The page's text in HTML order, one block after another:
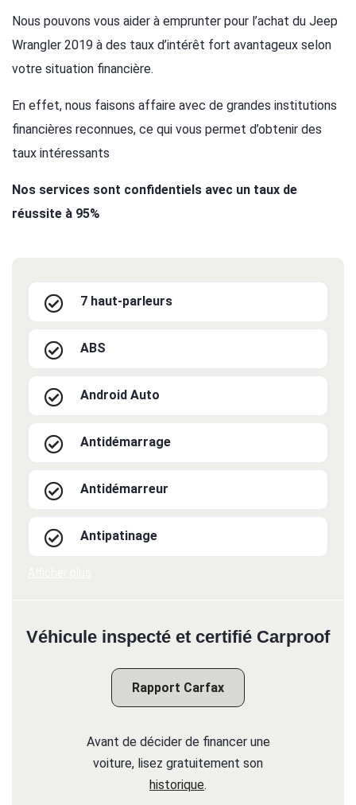
Nous pouvons vous aider à emprunter pour l’achat du Jeep
Wrangler 2019 à des taux d’intérêt fort avantageux selon
votre situation financière.
En effet, nous faisons affaire avec de grandes institutions
financières reconnues, ce qui vous permet d’obtenir des
taux intéressants
Nos services sont confidentiels avec un taux de
réussite à 95%
7 haut-parleurs
ABS
Android Auto
Antidémarrage
Antidémarreur
Antipatinage
Véhicule inspecté et certifié Carproof
Rapport Carfax
Avant de décider de financer une
voiture, lisez gratuitement son
historique.